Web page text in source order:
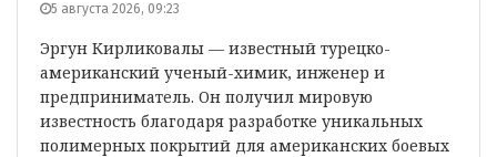
5 августа 2026, 09:23
Эргун Кирликовалы — известный турецко-
американский ученый-химик, инженер и
предприниматель. Он получил мировую
известность благодаря разработке уникальных
полимерных покрытий для американских боевых